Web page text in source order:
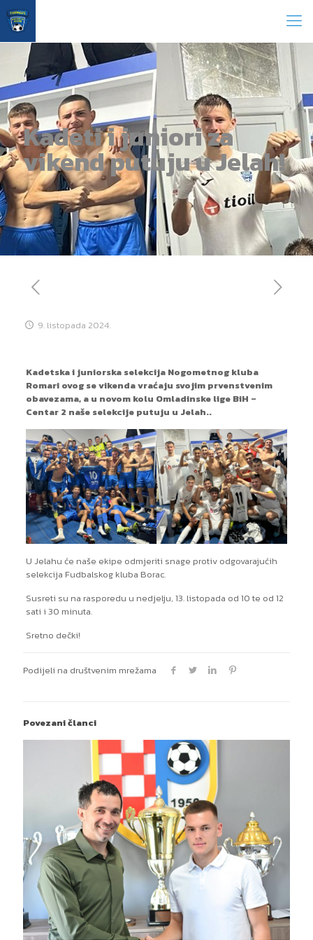
Kadeti i juniori za
vikend putuju u Jelah!
9. listopada 2024.
Kadetska i juniorska selekcija Nogometnog kluba
Romari ovog se vikenda vraćaju svojim prvenstvenim
obavezama, a u novom kolu Omladinske lige BiH –
Centar 2 naše selekcije putuju u Jelah..
U Jelahu će naše ekipe odmjeriti snage protiv odgovarajućih
selekcija Fudbalskog kluba Borac.
Susreti su na rasporedu u nedjelju, 13. listopada od 10 te od 12
sati i 30 minuta.
Sretno dečki!
Podijeli na društvenim mrežama
Povezani članci